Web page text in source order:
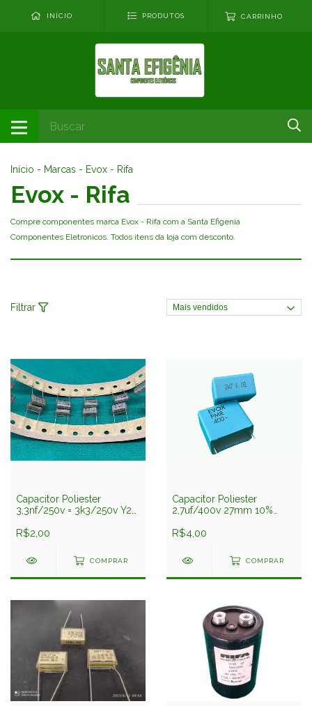
INÍCIO PRODUTOS CARRINHO
Início - Marcas - Evox - Rifa
Evox - Rifa
Compre componentes marca Evox - Rifa com a Santa Efigenia
Componentes Eletronicos. Todos itens da loja com desconto.
Filtrar
Capacitor Poliester
3,3nf/250v = 3k3/250v Y2
R$2,00
COMPRAR
Capacitor Poliester
2,7uf/400v 27mm 10%
Evox Rifa
R$4,00
COMPRAR